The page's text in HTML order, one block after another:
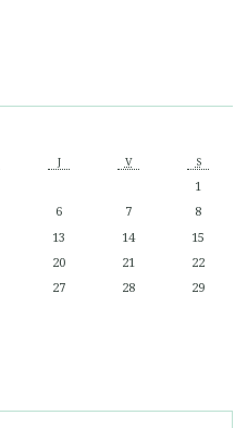
J V S
1
6 7
8
13 14
15
20 21
22
27 28
29